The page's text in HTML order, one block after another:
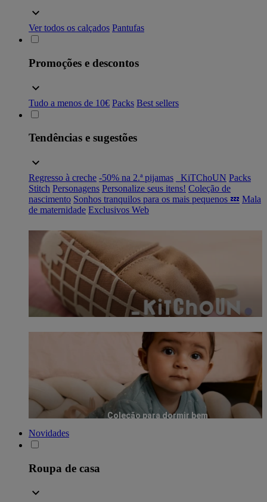
Ver todos os calçados Pantufas
Promoções e descontos
Tudo a menos de 10€ Packs Best sellers
Tendências e sugestões
Regresso à creche -50% na 2.ª pijamas _KiTChoUN Packs
Stitch Personagens Personalize seus itens! Coleção de
nascimento Sonhos tranquilos para os mais pequenos 💤 Mala
de maternidade Exclusivos Web
Coleção para dormir bem
Novidades
Roupa de casa